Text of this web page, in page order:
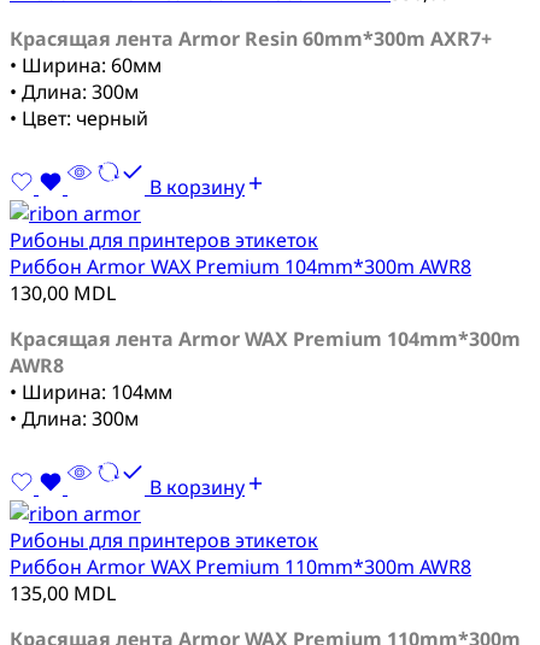
Красящая лента Armor Resin 60mm*300m AXR7+
• Ширина: 60мм
• Длина: 300м
• Цвет: черный
В корзину
Рибоны для принтеров этикеток
Риббон Armor WAX Premium 104mm*300m AWR8
130,00 MDL
Красящая лента Armor WAX Premium 104mm*300m
AWR8
• Ширина: 104мм
• Длина: 300м
В корзину
Рибоны для принтеров этикеток
Риббон Armor WAX Premium 110mm*300m AWR8
135,00 MDL
Красящая лента Armor WAX Premium 110mm*300m